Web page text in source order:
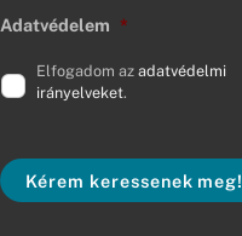
Adatvédelem *
Elfogadom az adatvédelmi
irányelveket.
Kérem keressenek meg!